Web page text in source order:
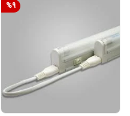
%9